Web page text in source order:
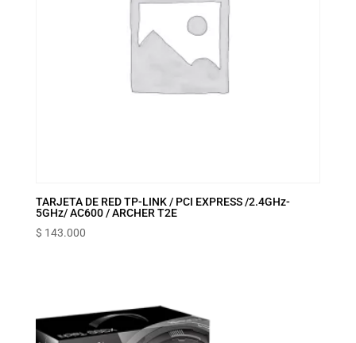
TARJETA DE RED TP-LINK / PCI EXPRESS /2.4GHz-
5GHz/ AC600 / ARCHER T2E
$ 143.000